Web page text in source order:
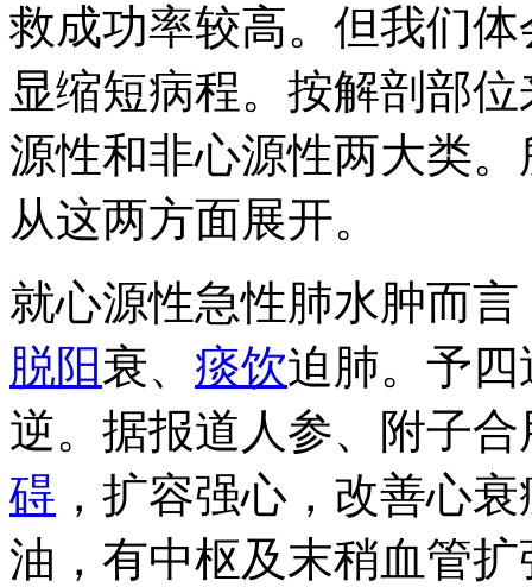
救成功率较高。但我们
显缩短病程。按解剖部
源性和非心源性两大类
从这两方面展开。
就心源性急性肺水肿而
脱阳衰、 痰饮迫肺。予
逆。据报道人参、附子
碍 ，扩容强心，改善心
油，有中枢及末稍血管